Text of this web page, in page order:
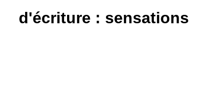
d'écriture : sensations